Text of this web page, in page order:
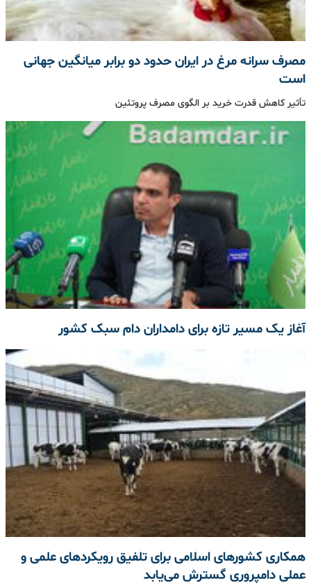
مصرف سرانه مرغ در ایران حدود دو برابر میانگین جهانی
است
تأثیر کاهش قدرت خرید بر الگوی مصرف پروتئین
آغاز یک مسیر تازه برای دامداران دام سبک کشور
همکاری کشورهای اسلامی برای تلفیق رویکردهای علمی و
عملی دامپروری گسترش می‌یابد